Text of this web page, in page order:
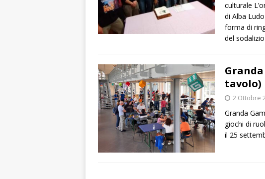
culturale
di Alba
forma di
del sodalizio
tavolo)
2 Ottobre
Granda
giochi di
il 25